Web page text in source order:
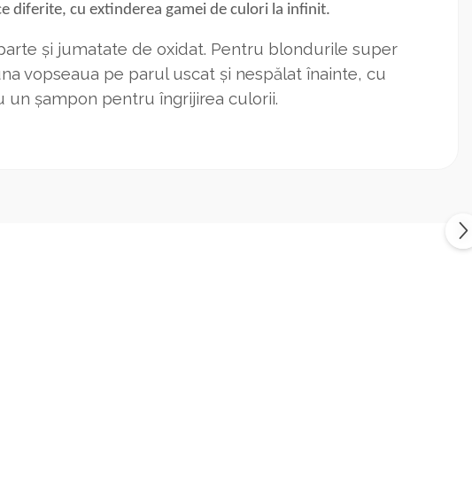
diferite, cu extinderea gamei de culori la infinit.
și jumatate de oxidat. Pentru blondurile super
vopseaua pe parul uscat și nespălat înainte, cu
un șampon pentru îngrijirea culorii.